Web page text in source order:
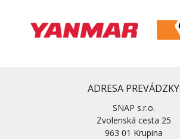
ADRESA PREVÁDZKY
SNAP s.r.o.
Zvolenská cesta 25
963 01 Krupina